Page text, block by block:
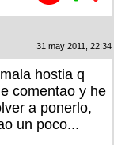
31 may 2011, 22:34
hostia q
comentao y he
a ponerlo,
un poco...